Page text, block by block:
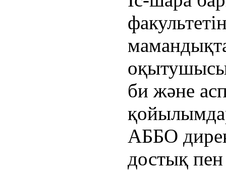
оқытушысы
би және
АББО
достық